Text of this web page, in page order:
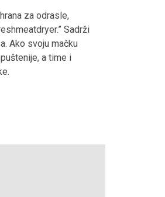
za odrasle,
Sadrži
Ako svoju mačku
a time i